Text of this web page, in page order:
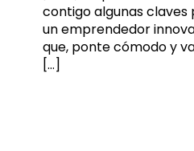
contigo algunas
un emprendedor
que, ponte cómodo y
[…]